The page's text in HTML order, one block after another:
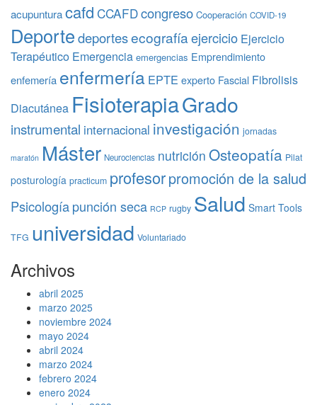
acupunturacafd CCAFDcongreso Cooperación COVID-19
Deportedeportesecografíaejercicio Ejercicio
Terapéutico Emergencia emergencias Emprendimiento
enfemería enfermería EPTE experto Fascial Fibrolisis
Diacutánea FisioterapiaGrado
instrumental internacional investigación jornadas
maratón Máster Neurociencias nutrición Osteopatía Pilat
posturología practicum profesorpromoción de la salud
Psicologíapunción seca RCP rugby Salud Smart Tools
TFG universidad Voluntariado
Archivos
abril 2025
marzo 2025
noviembre 2024
mayo 2024
abril 2024
marzo 2024
febrero 2024
enero 2024